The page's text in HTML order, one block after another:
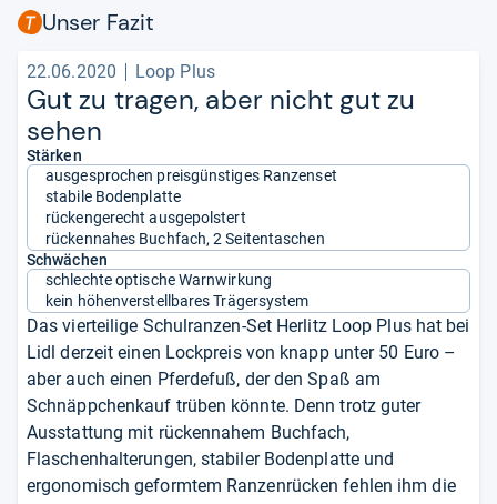
Unser Fazit
22.06.2020 Loop Plus
Gut zu tra­gen, aber nicht gut zu
sehen
Stärken
ausgesprochen preisgünstiges Ranzenset
stabile Bodenplatte
rückengerecht ausgepolstert
rückennahes Buchfach, 2 Seitentaschen
Schwächen
schlechte optische Warnwirkung
kein höhenverstellbares Trägersystem
Das vierteilige Schulranzen-Set Herlitz Loop Plus hat bei
Lidl derzeit einen Lockpreis von knapp unter 50 Euro –
aber auch einen Pferdefuß, der den Spaß am
Schnäppchenkauf trüben könnte. Denn trotz guter
Ausstattung mit rückennahem Buchfach,
Flaschenhalterungen, stabiler Bodenplatte und
ergonomisch geformtem Ranzenrücken fehlen ihm die